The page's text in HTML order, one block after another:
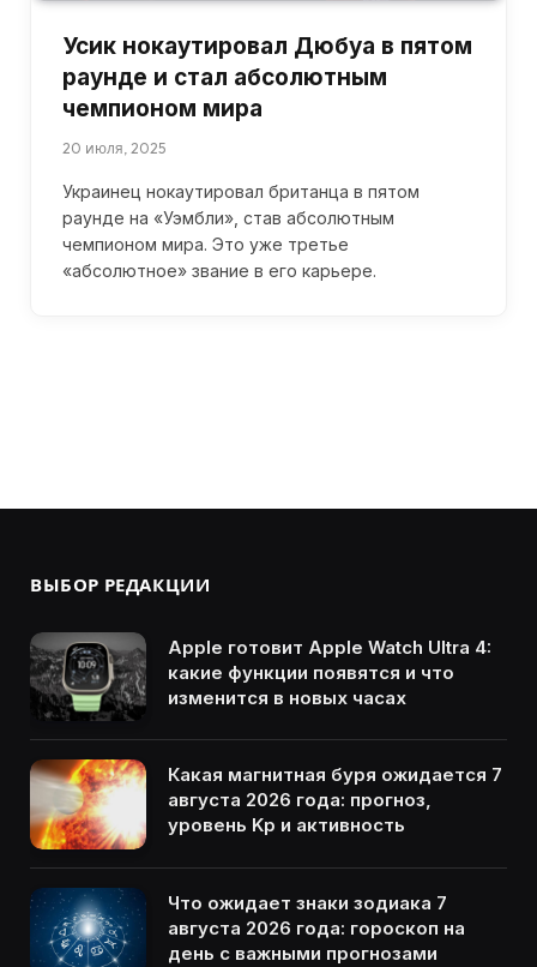
Усик нокаутировал Дюбуа в пятом
раунде и стал абсолютным
чемпионом мира
20 июля, 2025
Украинец нокаутировал британца в пятом
раунде на «Уэмбли», став абсолютным
чемпионом мира. Это уже третье
«абсолютное» звание в его карьере.
ВЫБОР РЕДАКЦИИ
Apple готовит Apple Watch Ultra 4:
какие функции появятся и что
изменится в новых часах
Какая магнитная буря ожидается 7
августа 2026 года: прогноз,
уровень Kp и активность
Что ожидает знаки зодиака 7
августа 2026 года: гороскоп на
день с важными прогнозами